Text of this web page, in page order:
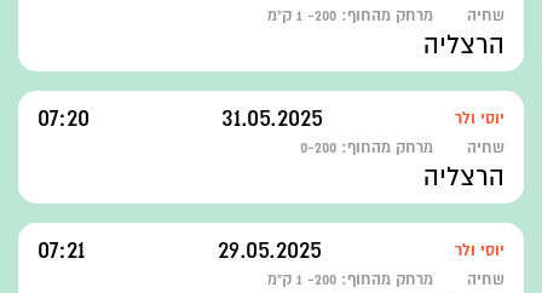
שחיה מרחק מהחוף: 200- 1 ק"מ
הרצליה
יוסי ולר 31.05.2025
07:20
שחיה מרחק מהחוף: 0-200
הרצליה
יוסי ולר 29.05.2025
07:21
שחיה מרחק מהחוף: 200- 1 ק"מ